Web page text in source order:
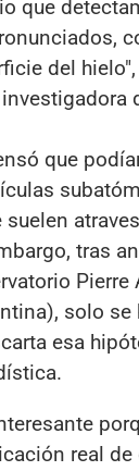
que
del
que
tras
Pierre
solo se
esa
real de